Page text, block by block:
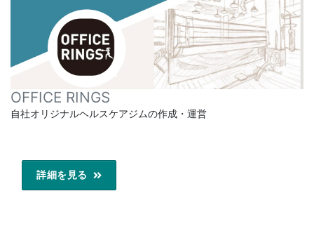
OFFICE RINGS
自社オリジナルヘルスケアジムの作成・運営
詳細を見る